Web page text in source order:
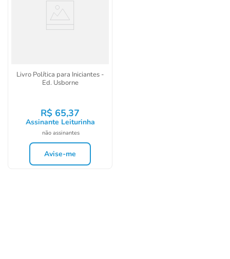
Livro Política para Iniciantes -
Ed. Usborne
R$ 65,37
Assinante Leiturinha
não assinantes
Avise-me